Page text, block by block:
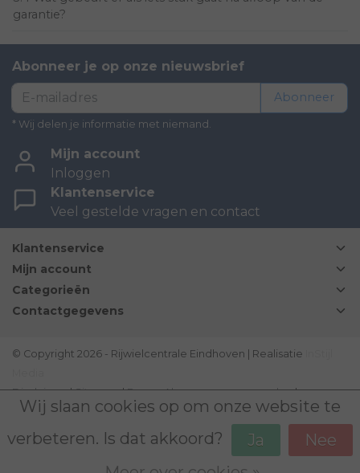
garantie?
Abonneer je op onze nieuwsbrief
Abonneer
* Wij delen je informatie met niemand.
Mijn account
Inloggen
Klantenservice
Veel gestelde vragen en contact
Klantenservice
Mijn account
Categorieën
Contactgegevens
© Copyright 2026 - Rijwielcentrale Eindhoven | Realisatie
Disclaimer|Sitemap|Bovag Algemene voorwaarden|
Wij slaan cookies op om onze website te
verbeteren. Is dat akkoord?
Ja
Nee